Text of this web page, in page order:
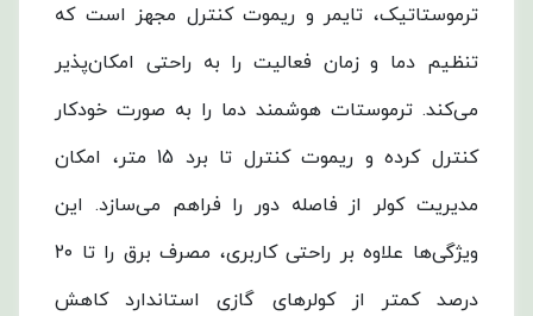
سرمایشی
تبخیری،
تجربه‌ای
متفاوت
از
خنک‌کنندگی
در
ترموستاتیک، تایمر و ریموت کنترل مجهز است که
تنظیم دما و زمان فعالیت را به راحتی امکان‌پذیر
می‌کند. ترموستات هوشمند دما را به صورت خودکار
کنترل کرده و ریموت کنترل تا برد 15 متر، امکان
مدیریت کولر از فاصله دور را فراهم می‌سازد. این
ویژگی‌ها علاوه بر راحتی کاربری، مصرف برق را تا ۲۰
درصد کمتر از کولرهای گازی استاندارد کاهش